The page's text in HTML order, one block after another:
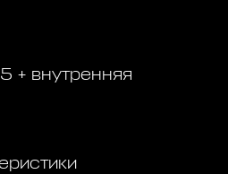
+ внутренняя